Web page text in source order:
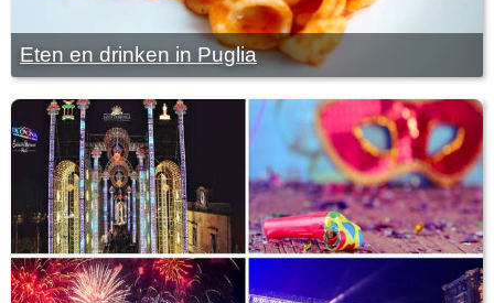
Eten en drinken in Puglia